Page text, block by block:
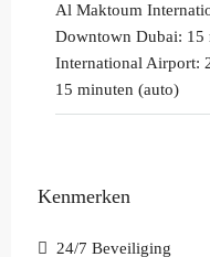
Al Maktoum
Downtown Dubai: 15
International Airport:
15 minuten (auto)
Kenmerken
24/7 Beveiliging